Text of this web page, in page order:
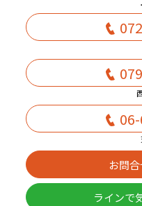
お問
ラインで